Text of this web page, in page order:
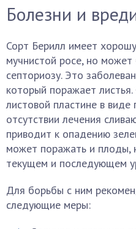
Болезни и
Сорт Берилл имеет
мучнистой росе, но
септориозу. Это
который поражает
листовой пластине в виде
отсутствии лечения
приводит к опадению
может поражать и плоды,
текущем и последующем
Для борьбы с ним
следующие меры: